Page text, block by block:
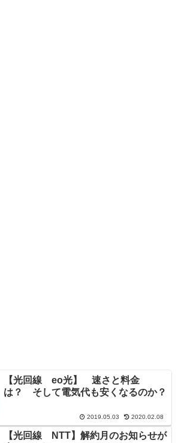
【光回線 eo光】 速さと料金
は？ そして電気代も安くなるのか？
2019.05.03 2020.02.08
【光回線 NTT】解約月のお知らせが